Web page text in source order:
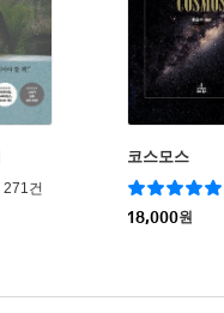
271건
코스모스
18,000원